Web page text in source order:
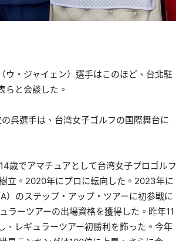
・ジャイェン）選手はこのほど、台北駐
らと会談した。
呉選手は、台湾女子ゴルフの国際舞台に
歳でアマチュアとして台湾女子プロゴルフ
立。2020年にプロに転向した。2023年に
）のステップ・アップ・ツアーに初参戦に
ラーツアーの出場資格を獲得した。昨年11
、レギュラーツアー初勝利を飾った。今年